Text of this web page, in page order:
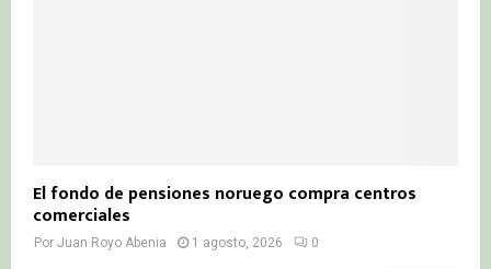
El fondo de pensiones noruego compra centros
comerciales
Por Juan Royo Abenia 1 agosto, 2026 0